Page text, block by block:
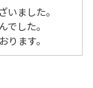
ました。
した。
ます。